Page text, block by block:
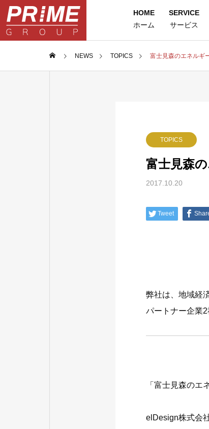
HOME
ホーム
SERVICE
サービス
NEWS TOPICS 富⼠⾒森のエネルギ
TOPICS
富⼠⾒森
2017.10.20
Tweet
弊社は、地域経
パートナー企業2
「富士見森のエ
elDesign株式会